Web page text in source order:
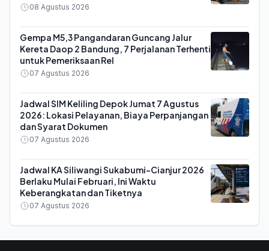
08 Agustus 2026
Gempa M5,3 Pangandaran Guncang Jalur
Kereta Daop 2 Bandung, 7 Perjalanan Terhenti
untuk Pemeriksaan Rel
07 Agustus 2026
Jadwal SIM Keliling Depok Jumat 7 Agustus
2026: Lokasi Pelayanan, Biaya Perpanjangan
dan Syarat Dokumen
07 Agustus 2026
Jadwal KA Siliwangi Sukabumi-Cianjur 2026
Berlaku Mulai Februari, Ini Waktu
Keberangkatan dan Tiketnya
07 Agustus 2026